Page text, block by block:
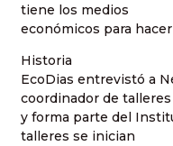
tiene los medios
económicos para
Historia
EcoDias entrevistó a
coordinador de talleres
y forma parte del
talleres se inician